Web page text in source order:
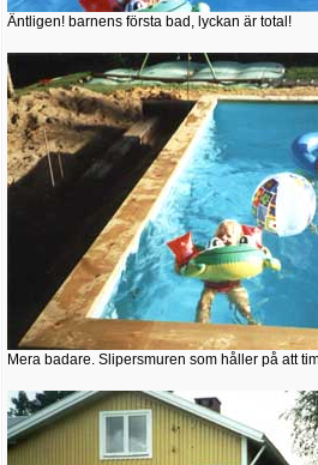
Äntligen! barnens första bad, lyckan är total!
Mera badare. Slipersmuren som håller på att